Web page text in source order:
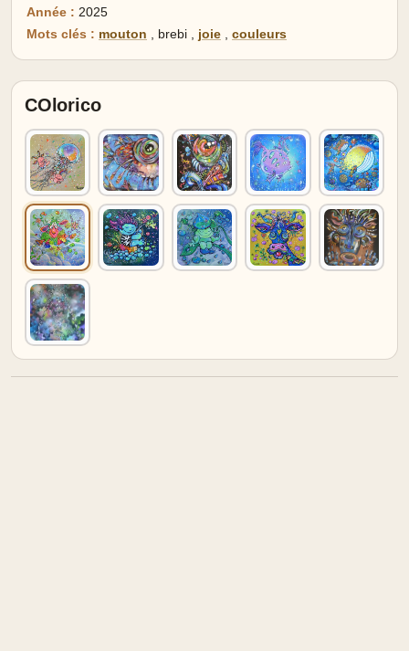
Année : 2025
Mots clés : mouton , brebi , joie , couleurs
COlorico